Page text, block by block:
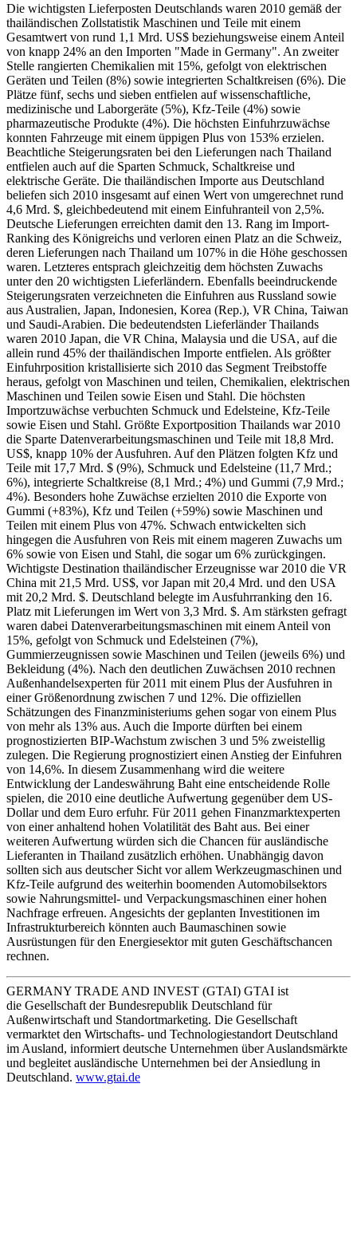
Die wichtigsten Lieferposten Deutschlands waren 2010 gemäß der
thailändischen Zollstatistik Maschinen und Teile mit einem
Gesamtwert von rund 1,1 Mrd. US$ beziehungsweise einem Anteil
von knapp 24% an den Importen "Made in Germany". An zweiter
Stelle rangierten Chemikalien mit 15%, gefolgt von elektrischen
Geräten und Teilen (8%) sowie integrierten Schaltkreisen (6%). Die
Plätze fünf, sechs und sieben entfielen auf wissenschaftliche,
medizinische und Laborgeräte (5%), Kfz-Teile (4%) sowie
pharmazeutische Produkte (4%). Die höchsten Einfuhrzuwächse
konnten Fahrzeuge mit einem üppigen Plus von 153% erzielen.
Beachtliche Steigerungsraten bei den Lieferungen nach Thailand
entfielen auch auf die Sparten Schmuck, Schaltkreise und
elektrische Geräte. Die thailändischen Importe aus Deutschland
beliefen sich 2010 insgesamt auf einen Wert von umgerechnet rund
4,6 Mrd. $, gleichbedeutend mit einem Einfuhranteil von 2,5%.
Deutsche Lieferungen erreichten damit den 13. Rang im Import-
Ranking des Königreichs und verloren einen Platz an die Schweiz,
deren Lieferungen nach Thailand um 107% in die Höhe geschossen
waren. Letzteres entsprach gleichzeitig dem höchsten Zuwachs
unter den 20 wichtigsten Lieferländern. Ebenfalls beeindruckende
Steigerungsraten verzeichneten die Einfuhren aus Russland sowie
aus Australien, Japan, Indonesien, Korea (Rep.), VR China, Taiwan
und Saudi-Arabien. Die bedeutendsten Lieferländer Thailands
waren 2010 Japan, die VR China, Malaysia und die USA, auf die
allein rund 45% der thailändischen Importe entfielen. Als größter
Einfuhrposition kristallisierte sich 2010 das Segment Treibstoffe
heraus, gefolgt von Maschinen und teilen, Chemikalien, elektrischen
Maschinen und Teilen sowie Eisen und Stahl. Die höchsten
Importzuwächse verbuchten Schmuck und Edelsteine, Kfz-Teile
sowie Eisen und Stahl. Größte Exportposition Thailands war 2010
die Sparte Datenverarbeitungsmaschinen und Teile mit 18,8 Mrd.
US$, knapp 10% der Ausfuhren. Auf den Plätzen folgten Kfz und
Teile mit 17,7 Mrd. $ (9%), Schmuck und Edelsteine (11,7 Mrd.;
6%), integrierte Schaltkreise (8,1 Mrd.; 4%) und Gummi (7,9 Mrd.;
4%). Besonders hohe Zuwächse erzielten 2010 die Exporte von
Gummi (+83%), Kfz und Teilen (+59%) sowie Maschinen und
Teilen mit einem Plus von 47%. Schwach entwickelten sich
hingegen die Ausfuhren von Reis mit einem mageren Zuwachs um
6% sowie von Eisen und Stahl, die sogar um 6% zurückgingen.
Wichtigste Destination thailändischer Erzeugnisse war 2010 die VR
China mit 21,5 Mrd. US$, vor Japan mit 20,4 Mrd. und den USA
mit 20,2 Mrd. $. Deutschland belegte im Ausfuhrranking den 16.
Platz mit Lieferungen im Wert von 3,3 Mrd. $. Am stärksten gefragt
waren dabei Datenverarbeitungsmaschinen mit einem Anteil von
15%, gefolgt von Schmuck und Edelsteinen (7%),
Gummierzeugnissen sowie Maschinen und Teilen (jeweils 6%) und
Bekleidung (4%). Nach den deutlichen Zuwächsen 2010 rechnen
Außenhandelsexperten für 2011 mit einem Plus der Ausfuhren in
einer Größenordnung zwischen 7 und 12%. Die offiziellen
Schätzungen des Finanzministeriums gehen sogar von einem Plus
von mehr als 13% aus. Auch die Importe dürften bei einem
prognostizierten BIP-Wachstum zwischen 3 und 5% zweistellig
zulegen. Die Regierung prognostiziert einen Anstieg der Einfuhren
von 14,6%. In diesem Zusammenhang wird die weitere
Entwicklung der Landeswährung Baht eine entscheidende Rolle
spielen, die 2010 eine deutliche Aufwertung gegenüber dem US-
Dollar und dem Euro erfuhr. Für 2011 gehen Finanzmarktexperten
von einer anhaltend hohen Volatilität des Baht aus. Bei einer
weiteren Aufwertung würden sich die Chancen für ausländische
Lieferanten in Thailand zusätzlich erhöhen. Unabhängig davon
sollten sich aus deutscher Sicht vor allem Werkzeugmaschinen und
Kfz-Teile aufgrund des weiterhin boomenden Automobilsektors
sowie Nahrungsmittel- und Verpackungsmaschinen einer hohen
Nachfrage erfreuen. Angesichts der geplanten Investitionen im
Infrastrukturbereich könnten auch Baumaschinen sowie
Ausrüstungen für den Energiesektor mit guten Geschäftschancen
rechnen.
GERMANY TRADE AND INVEST (GTAI) GTAI ist
die Gesellschaft der Bundesrepublik Deutschland für
Außenwirtschaft und Standortmarketing. Die Gesellschaft
vermarktet den Wirtschafts- und Technologiestandort Deutschland
im Ausland, informiert deutsche Unternehmen über Auslandsmärkte
und begleitet ausländische Unternehmen bei der Ansiedlung in
Deutschland. www.gtai.de